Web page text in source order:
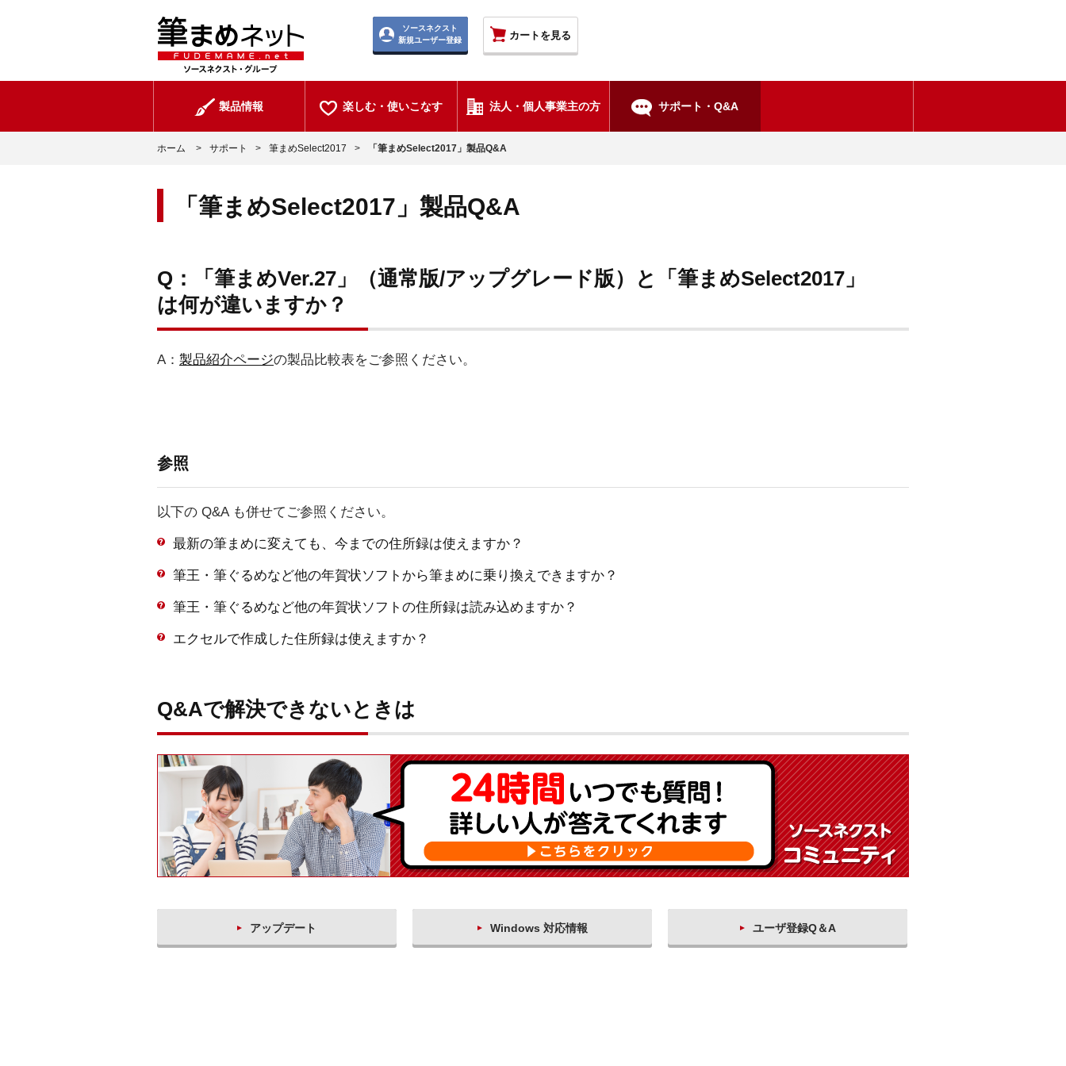
ソースネクスト
新規ユーザー登録
カートを見る
製品情報 楽しむ・使いこなす 法人・個人事業主の方 サポート・Q&A
ホーム > サポート > 筆まめSelect2017 > 「筆まめSelect2017」製品Q&A
「筆まめSelect2017」製品Q&A
Q：「筆まめVer.27」（通常版/アップグレード版）と「筆まめSelect2017」
は何が違いますか？
A： 製品紹介ページの製品比較表をご参照ください。
参照
以下の Q&A も併せてご参照ください。
最新の筆まめに変えても、今までの住所録は使えますか？
筆王・筆ぐるめなど他の年賀状ソフトから筆まめに乗り換えできますか？
筆王・筆ぐるめなど他の年賀状ソフトの住所録は読み込めますか？
エクセルで作成した住所録は使えますか？
Q&Aで解決できないときは
アップデート Windows 対応情報 ユーザ登録Q＆A